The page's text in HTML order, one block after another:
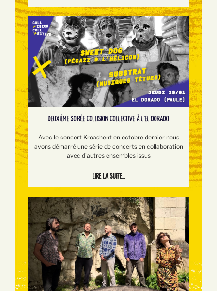
DEUXIÈME SOIRÉE COLLISION COLLECTIVE À L'EL DORADO
Avec le concert Kroashent en octobre dernier nous
avons démarré une série de concerts en collaboration
avec d'autres ensembles issus
Lire la suite...